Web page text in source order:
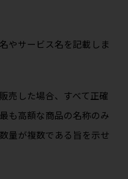
やサービス名を記載しま
売した場合、すべて正確
も高額な商品の名称のみ
量が複数である旨を示せ